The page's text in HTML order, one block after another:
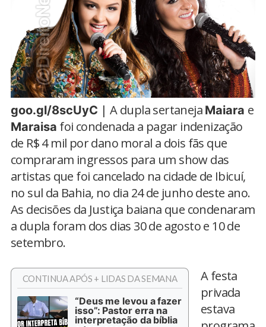
goo.gl/8scUyC | A dupla sertaneja Maiara e
Maraisa foi condenada a pagar indenização
de R$ 4 mil por dano moral a dois fãs que
compraram ingressos para um show das
artistas que foi cancelado na cidade de Ibicuí,
no sul da Bahia, no dia 24 de junho deste ano.
As decisões da Justiça baiana que condenaram
a dupla foram dos dias 30 de agosto e 10 de
setembro.
CONTINUA APÓS + LIDAS DA SEMANA
“Deus me levou a fazer
isso”: Pastor erra na
interpretação da bíblia
A festa
privada
estava